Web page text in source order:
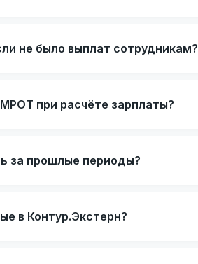
не было выплат сотрудникам?
при расчёте зарплаты?
за прошлые периоды?
в Контур.Экстерн?